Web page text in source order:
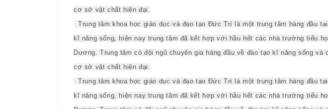
cơ sở vật chất hiện đại.
Trung tâm khoa học giáo dục và đạo tạo Đức Trí là một trung tâm hàng đầu
kĩ năng sống, hiện nay trung tâm đã kết hợp với hầu hết các nhà trường tiểu
Dương. Trung tâm có đội ngũ chuyên gia hàng đầu về đào tạo kĩ năng sống và
cơ sở vật chất hiện đại.
Trung tâm khoa học giáo dục và đạo tạo Đức Trí là một trung tâm hàng đầu
kĩ năng sống, hiện nay trung tâm đã kết hợp với hầu hết các nhà trường tiểu